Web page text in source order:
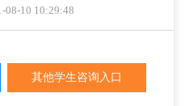
08-10 10:29:48
其他学生咨询入口